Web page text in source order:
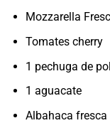
Mozzarella
Tomates cherry
1 pechuga de
1 aguacate
Albahaca fresca